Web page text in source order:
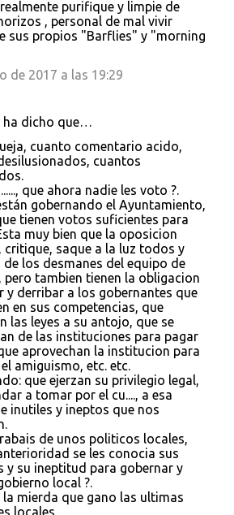
purifique y limpie de
, personal de mal vivir
sus propios "Barflies" y "morning
de 2017 a las 19:29
ha dicho que…
cuanto comentario acido,
cuantos
que ahora nadie les voto ?.
gobernando el Ayuntamiento,
tienen votos suficientes para
muy bien que la oposicion
critique, saque a la luz todos y
de los desmanes del equipo de
pero tambien tienen la obligacion
y derribar a los gobernantes que
en sus competencias, que
las leyes a su antojo, que se
de las instituciones para pagar
aprovechan la institucion para
amiguismo, etc. etc.
que ejerzan su privilegio legal,
a tomar por el cu...., a esa
inutiles y ineptos que nos
de unos politicos locales,
se les conocia sus
y su ineptitud para gobernar y
local ?.
la mierda que gano las ultimas
locales.